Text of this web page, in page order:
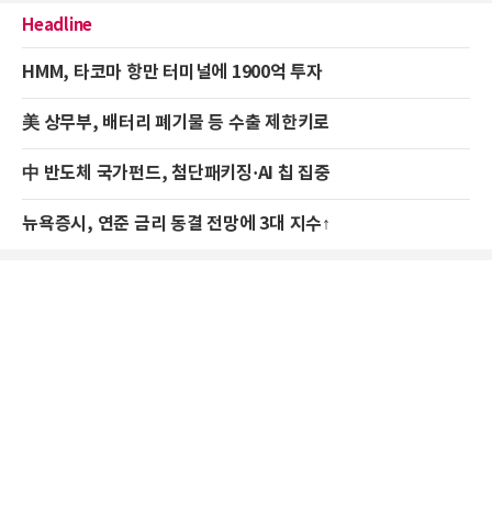
Headline
HMM, 타코마 항만 터미널에 1900억 투자
美 상무부, 배터리 폐기물 등 수출 제한키로
中 반도체 국가펀드, 첨단패키징·AI 칩 집중
뉴욕증시, 연준 금리 동결 전망에 3대 지수↑